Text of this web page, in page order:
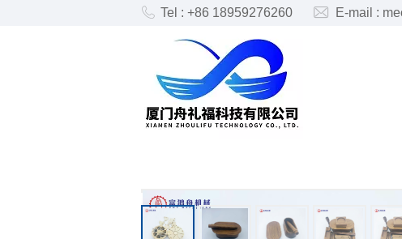
Tel : +86 18959276260 E-mail :
PRODUTOS